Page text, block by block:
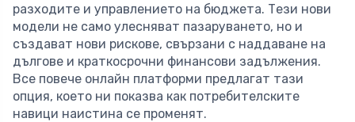
разходите и управлението на бюджета. Тези нови
модели не само улесняват пазаруването, но и
създават нови рискове, свързани с наддаване на
дългове и краткосрочни финансови задължения.
Все повече онлайн платформи предлагат тази
опция, което ни показва как потребителските
навици наистина се променят.